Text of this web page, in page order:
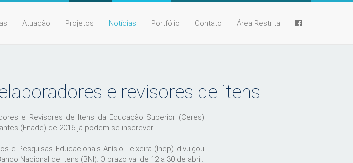
Atuação Projetos Notícias Portfólio Contato Área Restrita
e revisores de itens
e Revisores de Itens da Educação Superior (Ceres)
(Enade) de 2016 já podem se inscrever.
e Pesquisas Educacionais Anísio Teixeira (Inep) divulgou
Nacional de Itens (BNI). O prazo vai de 12 a 30 de abril.